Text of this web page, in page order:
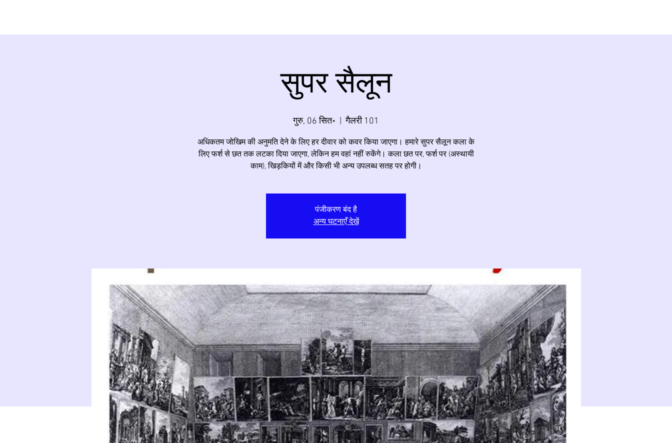
सुपर सैलून
गुरु, 06 सित॰
  |
गैलरी 101
अधिकतम जोखिम की अनुमति देने के लिए हर दीवार को कवर किया जाएगा। हमारे सुपर सैलून कला के
लिए फर्श से छत तक लटका दिया जाएगा, लेकिन हम वहां नहीं रुकेंगे। कला छत पर, फर्श पर (अस्थायी
काम), खिड़कियों में और किसी भी अन्य उपलब्ध सतह पर होगी।
पंजीकरण बंद है
अन्य घटनाएँ देखें